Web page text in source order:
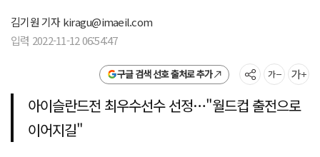
김기원 기자kiragu@imaeil.com
입력 2022-11-12 06:54:47
구글 검색 선호 출처로 추가
아이슬란드전 최우수선수 선정…"월드컵 출전으로
이어지길"